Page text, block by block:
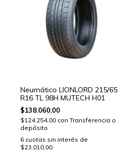
Neumático LIONLORD 215/65
R16 TL 98H MUTECH H01
$138.060,00
$124.254,00 con Transferencia o
depósito
6 cuotas sin interés de
$23.010,00